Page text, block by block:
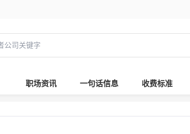
职场资讯 一句话信息 收费标准